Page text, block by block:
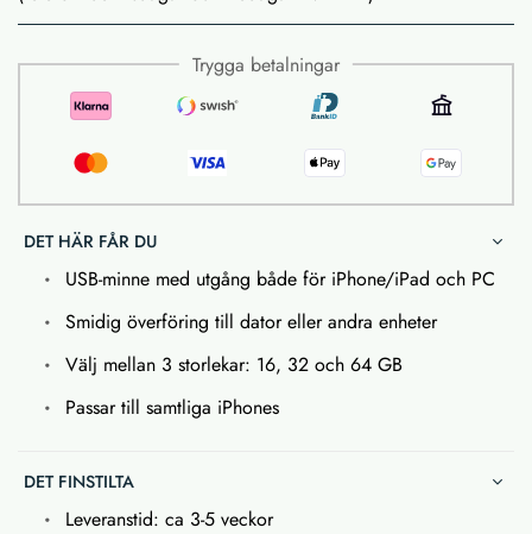
Trygga betalningar
DET HÄR FÅR DU
USB-minne med utgång både för iPhone/iPad och PC
Smidig överföring till dator eller andra enheter
Välj mellan 3 storlekar: 16, 32 och 64 GB
Passar till samtliga iPhones
DET FINSTILTA
Leveranstid: ca 3-5 veckor